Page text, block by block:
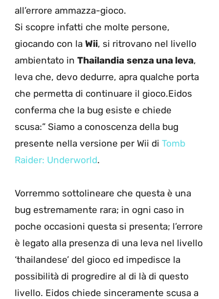
all’errore ammazza-gioco.
Si scopre infatti che molte persone,
giocando con la Wii, si ritrovano nel livello
ambientato in Thailandia senza una leva,
leva che, devo dedurre, apra qualche porta
che permetta di continuare il gioco.Eidos
conferma che la bug esiste e chiede
scusa:” Siamo a conoscenza della bug
presente nella versione per Wii di Tomb
Raider: Underworld.
Vorremmo sottolineare che questa è una
bug estremamente rara; in ogni caso in
poche occasioni questa si presenta; l’errore
è legato alla presenza di una leva nel livello
‘thailandese’ del gioco ed impedisce la
possibilità di progredire al di là di questo
livello. Eidos chiede sinceramente scusa a